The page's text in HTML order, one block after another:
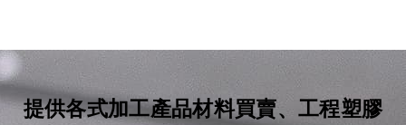
提供各式加工產品材料買賣、工程塑膠